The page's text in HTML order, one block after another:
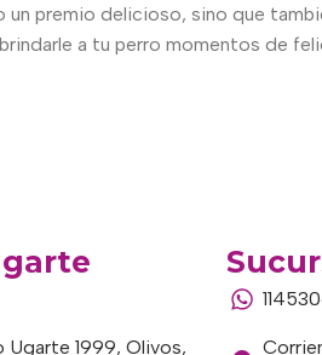
premio delicioso, sino que
a tu perro momentos de
Ugarte 1999, Olivos,